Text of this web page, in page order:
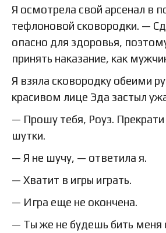
Я осмотрела свой арсенал в
тефлоновой сковородки. —
опасно для здоровья,
принять наказание, как
Я взяла сковородку обеими
красивом лице Эда застыл
— Прошу тебя, Роуз. Прекрати
шутки.
— Я не шучу, — ответила я.
— Хватит в игры играть.
— Игра еще не окончена.
— Ты же не будешь бить меня